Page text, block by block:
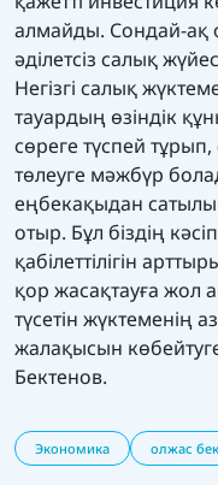
алмайды. Сондай-ақ
әділетсіз салық
Негізгі салық
тауардың өзіндік
сөреге түспей
төлеуге мәжбүр
еңбекақыдан
отыр. Бұл біздің
қабілеттілігін
қор жасақтауға жол
түсетін
жалақысын
Бектенов.
Экономика олжас